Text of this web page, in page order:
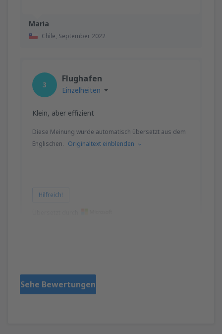
Maria
Chile, September 2022
3
Flughafen
Einzelheiten
Klein, aber effizient
Diese Meinung wurde automatisch übersetzt aus dem
Englischen. Originaltext einblenden
Hilfreich!
Sehe Bewertungen